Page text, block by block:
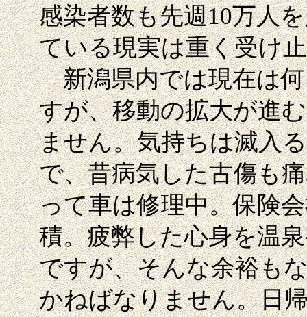
感染者数も先週10万人
ている現実は重く受け
新潟県内では現在は何
すが、移動の拡大が進
ません。気持ちは滅入
で、昔病気した古傷も
って車は修理中。保険
積。疲弊した心身を温
ですが、そんな余裕も
かねばなりません。日